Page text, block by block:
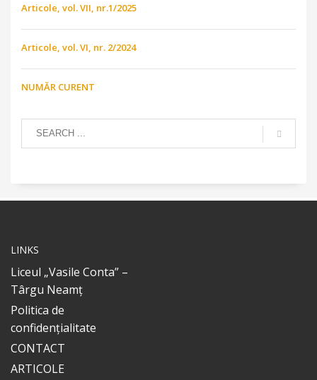
Articole, vol. VII, nr.1/2025
Articole, vol. VI, nr. 2/2024
NUMĂR CURENT
LINKS
Liceul „Vasile Conta” –
Târgu Neamț
Politica de
confidențialitate
CONTACT
ARTICOLE